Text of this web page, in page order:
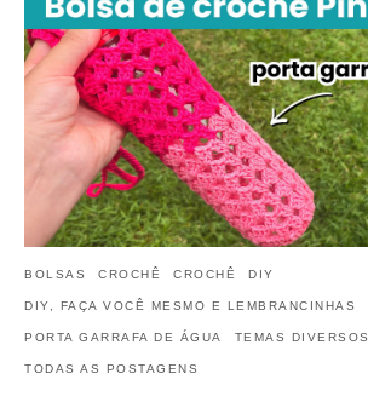
BOLSAS CROCHÊ CROCHÊ DIY
DIY, FAÇA VOCÊ MESMO E LEMBRANCINHAS
PORTA GARRAFA DE ÁGUA TEMAS DIVERSOS
TODAS AS POSTAGENS